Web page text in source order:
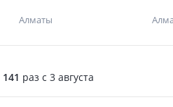
Алматы
141 раз c 3 августа